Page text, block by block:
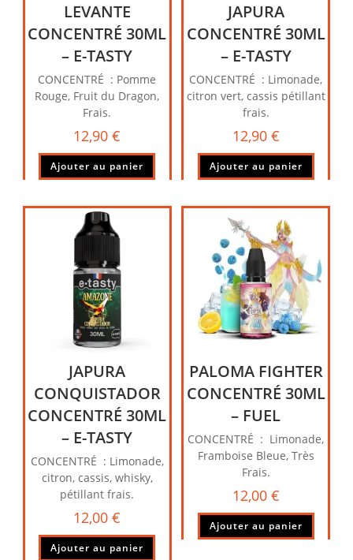
LEVANTE
CONCENTRÉ 30ML
– E-TASTY
CONCENTRÉ : Pomme
Rouge, Fruit du Dragon,
Frais.
12,90€
Ajouter au panier
JAPURA
CONCENTRÉ 30ML
– E-TASTY
CONCENTRÉ : Limonade,
citron vert, cassis pétillant
frais.
12,90 €
Ajouter au panier
JAPURA
CONQUISTADOR
CONCENTRÉ 30ML
– E-TASTY
CONCENTRÉ : Limonade,
citron, cassis, whisky,
pétillant frais.
12,00€
Ajouter au panier
PALOMA FIGHTER
CONCENTRÉ 30ML
– FUEL
CONCENTRÉ : Limonade,
Framboise Bleue, Très
Frais.
12,00 €
Ajouter au panier